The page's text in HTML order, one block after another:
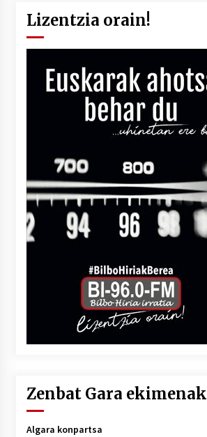
Lizentzia orain!
Zenbat Gara ekimenak
Algara konpartsa